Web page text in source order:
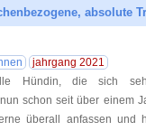
absolute
jahrgang 2021
Hündin, die sich
schon seit über einem
überall anfassen und